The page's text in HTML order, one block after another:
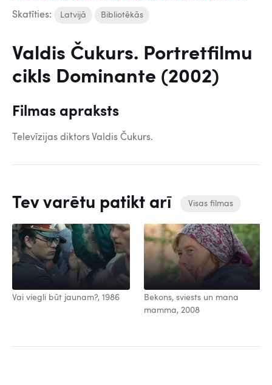
Skatīties: Latvijā Bibliotēkās
Valdis Čukurs. Portretfilmu
cikls Dominante (2002)
Filmas apraksts
Televīzijas diktors Valdis Čukurs.
Tev varētu patikt arī Visas filmas
Vai viegli būt jaunam?, 1986
Bekons, sviests un mana
mamma, 2008